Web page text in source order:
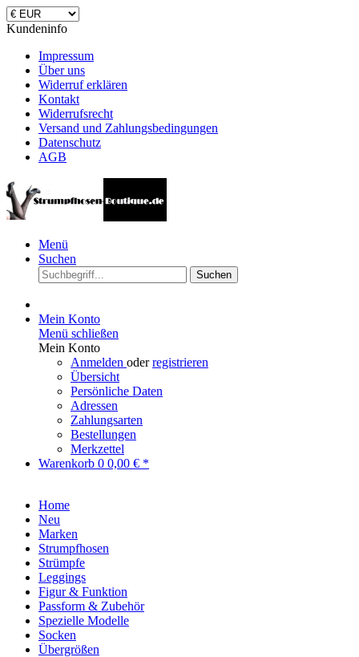
Kundeninfo
Impressum
Über uns
Widerruf erklären
Kontakt
Widerrufsrecht
Versand und Zahlungsbedingungen
Datenschutz
AGB
Menü
Suchen
Suchen
Mein Konto
Menü schließen
Mein Konto
Anmelden oderregistrieren
Übersicht
Persönliche Daten
Adressen
Zahlungsarten
Bestellungen
Merkzettel
Warenkorb 0 0,00 € *
Home
Neu
Marken
Strumpfhosen
Strümpfe
Leggings
Figur & Funktion
Passform & Zubehör
Spezielle Modelle
Socken
Übergrößen